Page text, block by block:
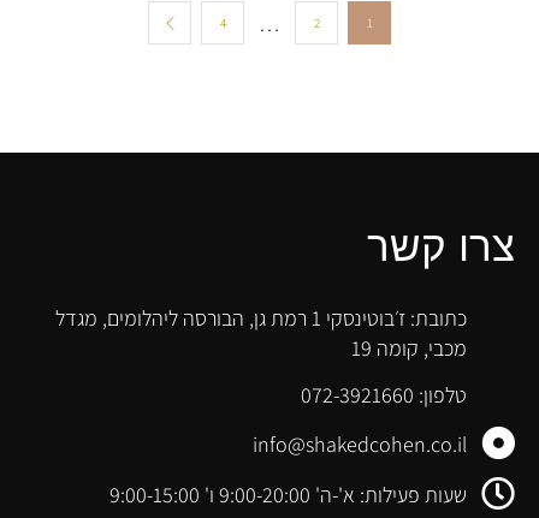
1
2
…
4
צרו קשר
כתובת: ז׳בוטינסקי 1 רמת גן, הבורסה ליהלומים, מגדל
מכבי, קומה 19
טלפון: 072-3921660
info@shakedcohen.co.il
שעות פעילות: א'-ה' 9:00-20:00 ו' 9:00-15:00